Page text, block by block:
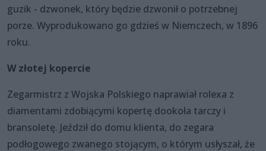
guzik - dzwonek, który będzie dzwonił o potrzebnej
porze. Wyprodukowano go gdzieś w Niemczech, w 1896
roku.
W złotej kopercie
Zegarmistrz z Wojska Polskiego naprawiał rolexa z
diamentami zdobiącymi kopertę dookoła tarczy i
bransoletę. Jeździł do domu klienta, do zegara
podłogowego zwanego stojącym, o którym usłyszał, że